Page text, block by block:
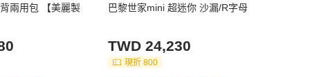
兩用包 【美麗製
巴黎世家mini 超迷你 沙漏/R字母
TWD 24,230
現折 800